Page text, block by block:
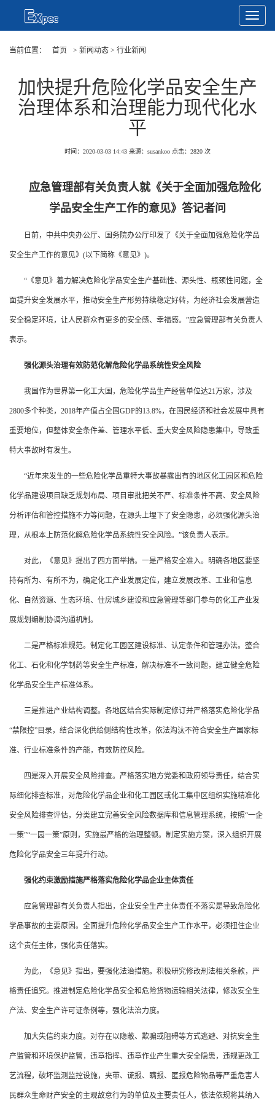
Toggle
当前位置：
首页 > 新闻动态 > 行业新闻
加快提升危险化学品安全生产
治理体系和治理能力现代化水
平
时间：2020-03-03 14:43 来源：susankoo 点击： 2820 次
应急管理部有关负责人就《关于全面加强危险化
学品安全生产工作的意见》答记者问
日前，中共中央办公厅、国务院办公厅印发了《关于全面加强危险化学品
安全生产工作的意见》(以下简称《意见》)。
“《意见》着力解决危险化学品安全生产基础性、源头性、瓶颈性问题，全
面提升安全发展水平，推动安全生产形势持续稳定好转，为经济社会发展营造
安全稳定环境，让人民群众有更多的安全感、幸福感。”应急管理部有关负责人
表示。
强化源头治理有效防范化解危险化学品系统性安全风险
我国作为世界第一化工大国，危险化学品生产经营单位达21万家，涉及
2800多个种类，2018年产值占全国GDP的13.8%，在国民经济和社会发展中具有
重要地位，但整体安全条件差、管理水平低、重大安全风险隐患集中，导致重
特大事故时有发生。
“近年来发生的一些危险化学品重特大事故暴露出有的地区化工园区和危险
化学品建设项目缺乏规划布局、项目审批把关不严、标准条件不高、安全风险
分析评估和管控措施不力等问题，在源头上埋下了安全隐患，必须强化源头治
理，从根本上防范化解危险化学品系统性安全风险。”该负责人表示。
对此，《意见》提出了四方面举措。一是严格安全准入。明确各地区要坚
持有所为、有所不为，确定化工产业发展定位，建立发展改革、工业和信息
化、自然资源、生态环境、住房城乡建设和应急管理等部门参与的化工产业发
展规划编制协调沟通机制。
二是严格标准规范。制定化工园区建设标准、认定条件和管理办法。整合
化工、石化和化学制药等安全生产标准，解决标准不一致问题，建立健全危险
化学品安全生产标准体系。
三是推进产业结构调整。各地区结合实际制定修订并严格落实危险化学品
“禁限控”目录，结合深化供给侧结构性改革，依法淘汰不符合安全生产国家标
准、行业标准条件的产能，有效防控风险。
四是深入开展安全风险排查。严格落实地方党委和政府领导责任，结合实
际细化排查标准，对危险化学品企业和化工园区或化工集中区组织实施精准化
安全风险排查评估，分类建立完善安全风险数据库和信息管理系统，按照“一企
一策”“一园一策”原则，实施最严格的治理整顿。制定实施方案，深入组织开展
危险化学品安全三年提升行动。
强化约束激励措施严格落实危险化学品企业主体责任
应急管理部有关负责人指出，企业安全生产主体责任不落实是导致危险化
学品事故的主要原因。全面提升危险化学品安全生产工作水平，必须扭住企业
这个责任主体，强化责任落实。
为此，《意见》指出，要强化法治措施。积极研究修改刑法相关条款，严
格责任追究。推进制定危险化学品安全和危险货物运输相关法律，修改安全生
产法、安全生产许可证条例等，强化法治力度。
加大失信约束力度。对存在以隐蔽、欺骗或阻碍等方式逃避、对抗安全生
产监管和环境保护监管，违章指挥、违章作业产生重大安全隐患，违规更改工
艺流程，破坏监测监控设施，夹带、谎报、瞒报、匿报危险物品等严重危害人
民群众生命财产安全的主观故意行为的单位及主要责任人，依法依规将其纳入